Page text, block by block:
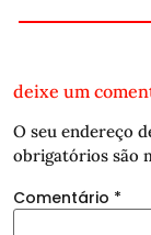
deixe um
O seu endereço
obrigatórios são
Comentário *